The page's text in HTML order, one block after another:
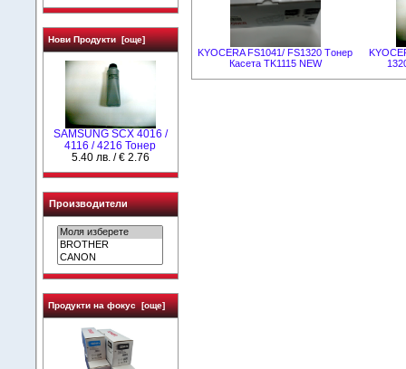
Нови Продукти [още]
SAMSUNG SCX 4016 /
4116 / 4216 Тонер
5.40 лв. / € 2.76
Производители
Продукти на фокус [още]
KYOCERA FS1041/ FS1320 Tонер
Касета TK1115 NEW